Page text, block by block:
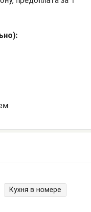
Кухня в номере